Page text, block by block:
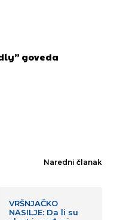
goveda
Naredni članak
VRŠNJAČKO
NASILJE: Da li su